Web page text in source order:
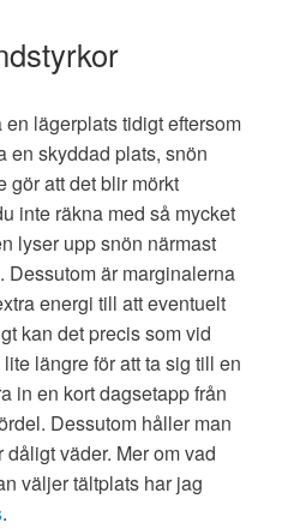
lägerplats tidigt eftersom
en skyddad plats, snön
gör att det blir mörkt
inte räkna med så mycket
lyser upp snön närmast
Dessutom är marginalerna
energi till att eventuelt
kan det precis som vid
längre för att ta sig till en
in en kort dagsetapp från
Dessutom håller man
väder. Mer om vad
väljer tältplats har jag
.